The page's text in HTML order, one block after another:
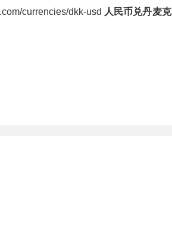
currencies/dkk-usd 人民币兑丹麦克